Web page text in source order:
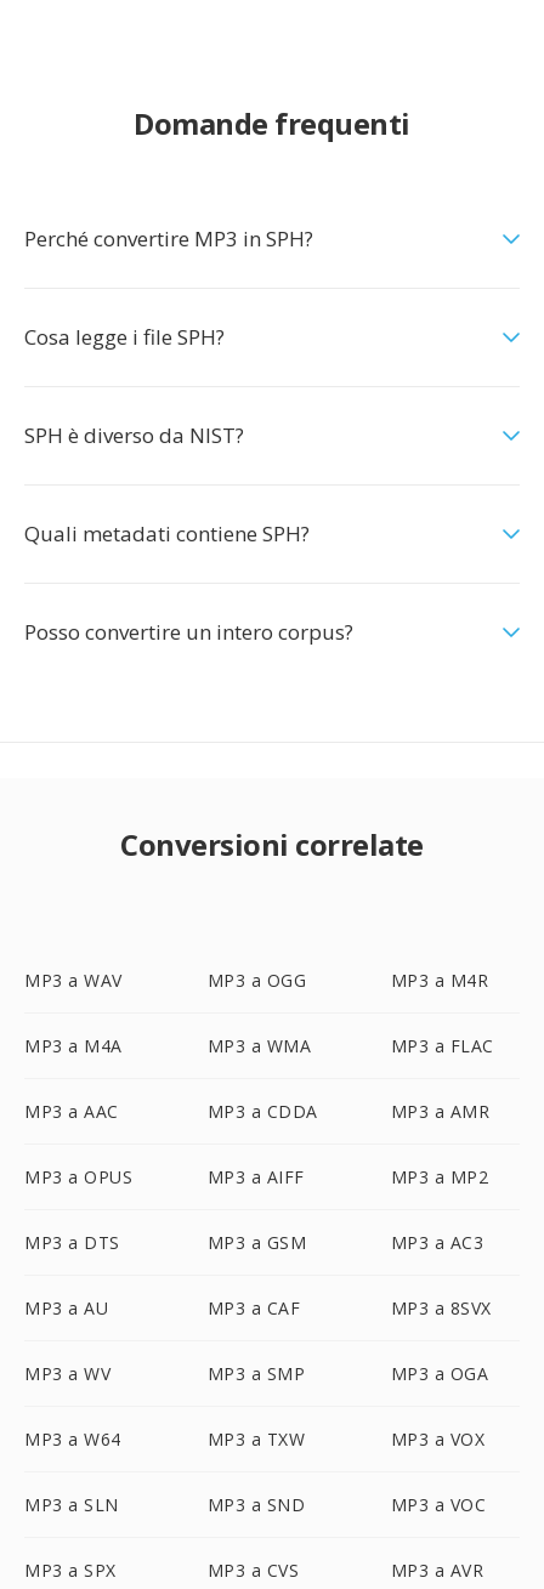
Domande frequenti
Perché convertire MP3 in SPH?
Cosa legge i file SPH?
SPH è diverso da NIST?
Quali metadati contiene SPH?
Posso convertire un intero corpus?
Conversioni correlate
MP3 a WAV MP3 a OGG MP3 a M4R
MP3 a M4A MP3 a WMA MP3 a FLAC
MP3 a AAC MP3 a CDDA MP3 a AMR
MP3 a OPUS MP3 a AIFF MP3 a MP2
MP3 a DTS MP3 a GSM MP3 a AC3
MP3 a AU MP3 a CAF MP3 a 8SVX
MP3 a WV MP3 a SMP MP3 a OGA
MP3 a W64 MP3 a TXW MP3 a VOX
MP3 a SLN MP3 a SND MP3 a VOC
MP3 a SPX MP3 a CVS MP3 a AVR